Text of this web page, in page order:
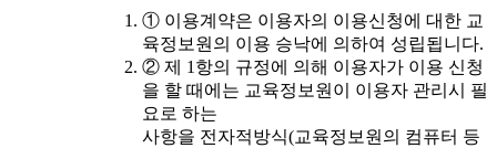
① 이용계약은 이용자의 이용신청에 대한 교
육정보원의 이용 승낙에 의하여 성립됩니다.
② 제 1항의 규정에 의해 이용자가 이용 신청
을 할 때에는 교육정보원이 이용자 관리시 필
요로 하는
사항을 전자적방식(교육정보원의 컴퓨터 등